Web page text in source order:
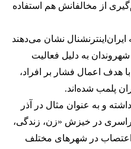
از مخالفانش هم استفاده
نشان می‌دهند
به دلیل فعالیت
هدف اعمال فشار بر افراد،
پلمب شده‌اند.
و به عنوان مثال در آذر
سراسری در خیزش «زن، زندگی،
اعتصاب در شهرهای مختلف